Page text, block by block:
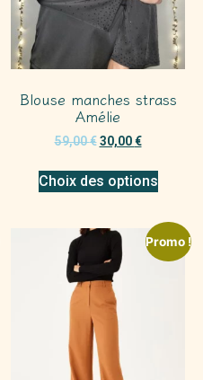
Blouse manches strass
Amélie
59,00€ 30,00€
Choix des options
Promo !